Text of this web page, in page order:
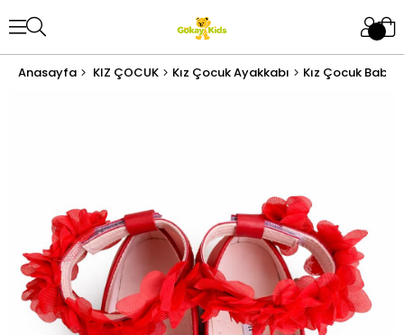
Anasayfa KIZ ÇOCUK Kız Çocuk Ayakkabı Kız Çocuk Babet